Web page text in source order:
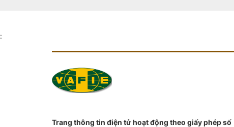
:
Trang thông tin điện tử hoạt động theo giấy phép số